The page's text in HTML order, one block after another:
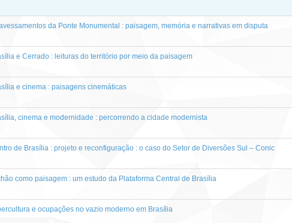
da Ponte Monumental : paisagem, memória e narrativas em disputa
e Cerrado : leituras do território por meio da paisagem
e cinema : paisagens cinemáticas
cinema e modernidade : percorrendo a cidade modernista
de Brasília : projeto e reconfiguração : o caso do Setor de Diversões Sul – Conic
como paisagem : um estudo da Plataforma Central de Brasília
e ocupações no vazio moderno em Brasília